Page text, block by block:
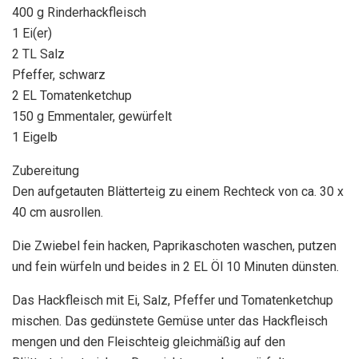
400 g Rinderhackfleisch
1 Ei(er)
2 TL Salz
Pfeffer, schwarz
2 EL Tomatenketchup
150 g Emmentaler, gewürfelt
1 Eigelb
Zubereitung
Den aufgetauten Blätterteig zu einem Rechteck von ca. 30 x
40 cm ausrollen.
Die Zwiebel fein hacken, Paprikaschoten waschen, putzen
und fein würfeln und beides in 2 EL Öl 10 Minuten dünsten.
Das Hackfleisch mit Ei, Salz, Pfeffer und Tomatenketchup
mischen. Das gedünstete Gemüse unter das Hackfleisch
mengen und den Fleischteig gleichmäßig auf den